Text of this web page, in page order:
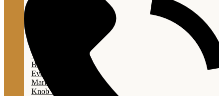
Wild Turkey
Bulleit Bourbon
Evan Williams
Marker's Mark
Knob Creek